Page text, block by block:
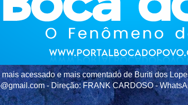
acessado e mais comentado de Buriti dos
- Direção: FRANK CARDOSO -